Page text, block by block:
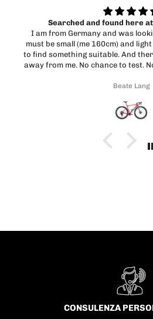
bike. It
not easy
miles
of personal
CONSULENZA